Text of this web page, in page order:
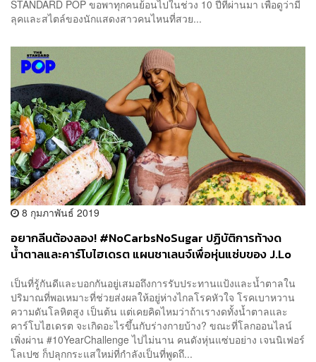
STANDARD POP ขอพาทุกคนย้อนไปในช่วง 10 ปีที่ผ่านมา เพื่อดูว่ามี
ลุคและสไตล์ของนักแสดงสาวคนไหนที่สวย...
8 กุมภาพันธ์ 2019
อยากลีนต้องลอง! #NoCarbsNoSugar ปฏิบัติการท้างด
น้ำตาลและคาร์โบไฮเดรต แผนชาเลนจ์เพื่อหุ่นแซ่บของ J.Lo
เป็นที่รู้กันดีและบอกกันอยู่เสมอถึงการรับประทานแป้งและน้ำตาลใน
ปริมาณที่พอเหมาะที่ช่วยส่งผลให้อยู่ห่างไกลโรคหัวใจ โรคเบาหวาน
ความดันโลหิตสูง เป็นต้น แต่เคยคิดไหมว่าถ้าเรางดทั้งน้ำตาลและ
คาร์โบไฮเดรต จะเกิดอะไรขึ้นกับร่างกายบ้าง? ขณะที่โลกออนไลน์
เพิ่งผ่าน #10YearChallenge ไปไม่นาน คนดังหุ่นแซ่บอย่าง เจนนิเฟอร์
โลเปซ ก็ปลุกกระแสใหม่ที่กำลังเป็นที่พูดถึ...